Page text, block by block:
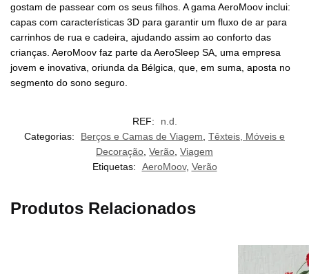
gostam de passear com os seus filhos. A gama AeroMoov inclui:
capas com características 3D para garantir um fluxo de ar para
carrinhos de rua e cadeira, ajudando assim ao conforto das
crianças. AeroMoov faz parte da AeroSleep SA, uma empresa
jovem e inovativa, oriunda da Bélgica, que, em suma, aposta no
segmento do sono seguro.
REF:
n.d.
Categorias:
Berços e Camas de Viagem Têxteis, Móveis e
Decoração Verão Viagem
Etiquetas:
AeroMoov, Verão
Produtos Relacionados